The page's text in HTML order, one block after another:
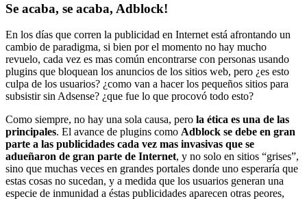
Se acaba, se acaba, Adblock!
En los días que corren la publicidad en Internet está afrontando un
cambio de paradigma, si bien por el momento no hay mucho
revuelo, cada vez es mas común encontrarse con personas usando
plugins que bloquean los anuncios de los sitios web, pero ¿es esto
culpa de los usuarios? ¿como van a hacer los pequeños sitios para
subsistir sin Adsense? ¿que fue lo que procovó todo esto?
Como siempre, no hay una sola causa, pero la ética es una de las
principales. El avance de plugins como Adblock se debe en gran
parte a las publicidades cada vez mas invasivas que se
adueñaron de gran parte de Internet, y no solo en sitios “grises”,
sino que muchas veces en grandes portales donde uno esperaría que
estas cosas no sucedan, y a medida que los usuarios generan una
especie de inmunidad a éstas publicidades aparecen otras peores,